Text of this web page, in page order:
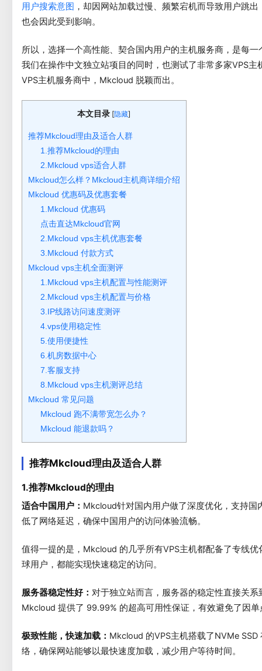
用户搜索意图 ，却因网站加载过慢、频繁宕机而导致用户跳
也会因此受到影响。
所以，选择一个高性能、契合国内用户的主机服务商，是每
我们在操作中文独立站项目的同时，也测试了非常多家VPS
VPS主机服务商中，Mkcloud 脱颖而出。
本文目录 [隐藏]
推荐Mkcloud理由及适合人群
1.推荐Mkcloud的理由
2.Mkcloud vps适合人群
Mkcloud怎么样？Mkcloud主机商详细介绍
Mkcloud 优惠码及优惠套餐
1.Mkcloud 优惠码
点击直达Mkcloud官网
2.Mkcloud vps主机优惠套餐
3.Mkcloud 付款方式
Mkcloud vps主机全面测评
1.Mkcloud vps主机配置与性能测评
2.Mkcloud vps主机配置与价格
3.IP线路访问速度测评
4.vps使用稳定性
5.使用便捷性
6.机房数据中心
7.客服支持
8.Mkcloud vps主机测评总结
Mkcloud 常见问题
Mkcloud 跑不满带宽怎么办？
Mkcloud 能退款吗？
推荐Mkcloud理由及适合人群
1.推荐Mkcloud的理由
适合中国用户： Mkcloud针对国内用户做了深度优化，支持国
低了网络延迟，确保中国用户的访问体验流畅。
值得一提的是，Mkcloud 的几乎所有VPS主机都配备了专线
球用户，都能实现快速稳定的访问。
服务器稳定性好： 对于独立站而言，服务器的稳定性直接关
Mkcloud 提供了 99.99% 的超高可用性保证，有效避免了因
极致性能，快速加载： Mkcloud 的VPS主机搭载了NVMe
络，确保网站能够以最快速度加载，减少用户等待时间。